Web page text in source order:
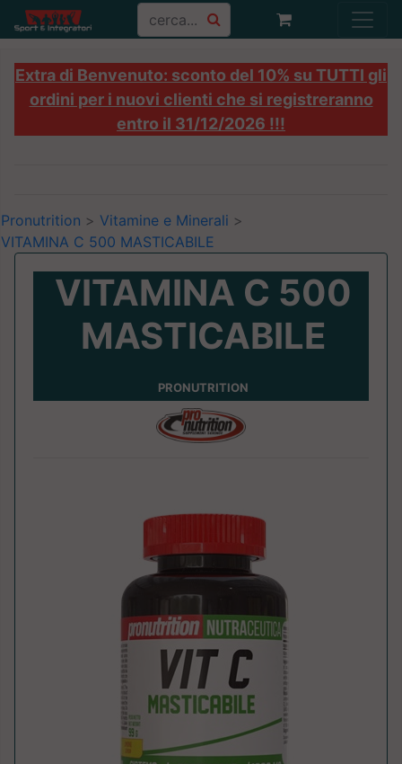
Extra di Benvenuto: sconto del 10% su TUTTI gli
ordini per i nuovi clienti che si registreranno
entro il 31/12/2026 !!!
Pronutrition > Vitamine e Minerali >
VITAMINA C 500 MASTICABILE
VITAMINA C 500
MASTICABILE
PRONUTRITION